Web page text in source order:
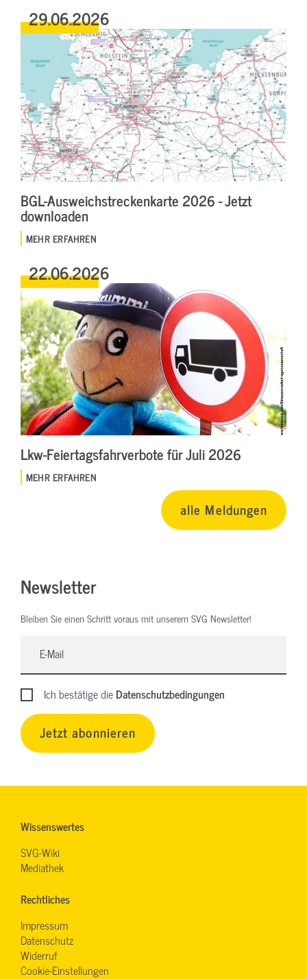
29.06.2026
BGL-Ausweichstreckenkarte 2026 - Jetzt
downloaden
MEHR ERFAHREN
22.06.2026
Lkw-Feiertagsfahrverbote für Juli 2026
MEHR ERFAHREN
alle Meldungen
Newsletter
Bleiben Sie einen Schritt voraus mit unserem SVG Newsletter!
Ich bestätige dieDatenschutzbedingungen
Jetzt abonnieren
Wissenswertes
SVG-Wiki
Mediathek
Rechtliches
Impressum
Datenschutz
Widerruf
Cookie-Einstellungen